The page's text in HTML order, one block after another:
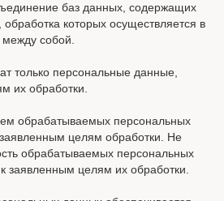
баз данных, содержащих
которых осуществляется в
собой.
только персональные данные,
их обработки.
обрабатываемых персональных
целям обработки. Не
обрабатываемых персональных
заявленным целям их обработки.